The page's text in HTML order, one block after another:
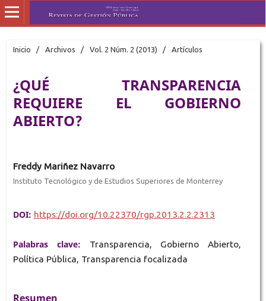
Inicio / Archivos / Vol. 2 Núm. 2 (2013) / Artículos
¿QUÉ TRANSPARENCIA
REQUIERE EL GOBIERNO
ABIERTO?
Freddy Mariñez Navarro
Instituto Tecnológico y de Estudios Superiores de Monterrey
DOI: https://doi.org/10.22370/rgp.2013.2.2.2313
Palabras clave:
Transparencia, Gobierno Abierto,
Política Pública, Transparencia focalizada
Resumen